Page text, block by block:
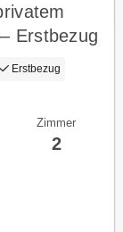
Erstbezug
Erstbezug
Zimmer
2